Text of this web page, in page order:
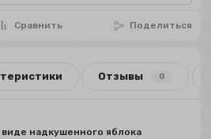
Сравнить Поделиться
Отзывы 0
надкушенного яблока